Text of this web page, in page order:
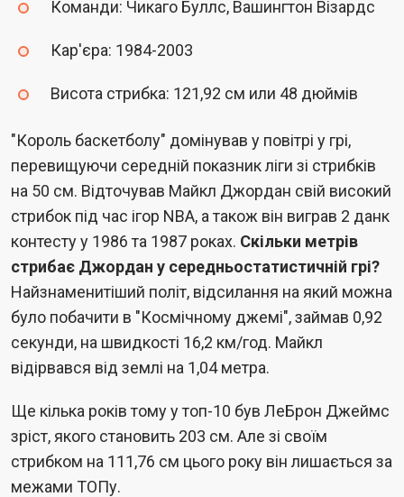
Команди: Чикаго Буллс, Вашингтон Візардс
Кар'єра: 1984-2003
Висота стрибка: 121,92 см или 48 дюймів
"Король баскетболу" домінував у повітрі у грі,
перевищуючи середній показник ліги зі стрибків
на 50 см. Відточував Майкл Джордан свій високий
стрибок під час ігор NBA, а також він виграв 2 данк
контесту у 1986 та 1987 роках. Скільки метрів
стрибає Джордан у середньостатистичній грі?
Найзнаменитіший політ, відсилання на який можна
було побачити в "Космічному джемі", займав 0,92
секунди, на швидкості 16,2 км/год. Майкл
відірвався від землі на 1,04 метра.
Ще кілька років тому у топ-10 був ЛеБрон Джеймс
зріст, якого становить 203 см. Але зі своїм
стрибком на 111,76 см цього року він лишається за
межами ТОПу.